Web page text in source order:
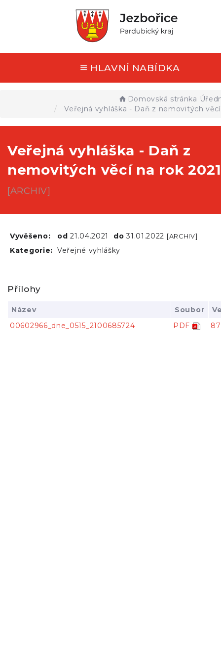
HLAVNÍ NABÍDKA
Domovská stránka
Veřejná vyhláška - Daň z nemovitých
Veřejná vyhláška - Daň z
nemovitých věcí na rok 2021
[ARCHIV]
Vyvěšeno: od21.04.2021 do31.01.2022 [ARCHIV]
Kategorie: Veřejné vyhlášky
Přílohy
Název Soubor
00602966_dne_0515_2100685724
PDF